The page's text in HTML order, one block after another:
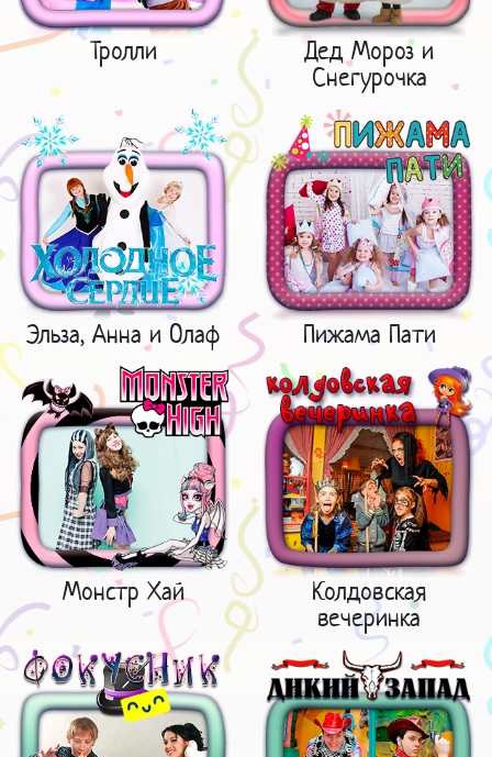
Тролли
Дед Мороз и
Снегурочка
Эльза, Анна и Олаф Пижама Пати
Монстр Хай
Колдовская
вечеринка